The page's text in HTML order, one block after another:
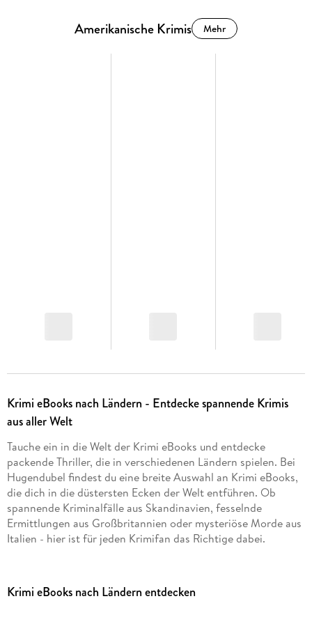
Amerikanische Krimis Mehr
Krimi eBooks nach Ländern - Entdecke spannende Krimis
aus aller Welt
Tauche ein in die Welt der Krimi eBooks und entdecke
packende Thriller, die in verschiedenen Ländern spielen. Bei
Hugendubel findest du eine breite Auswahl an Krimi eBooks,
die dich in die düstersten Ecken der Welt entführen. Ob
spannende Kriminalfälle aus Skandinavien, fesselnde
Ermittlungen aus Großbritannien oder mysteriöse Morde aus
Italien - hier ist für jeden Krimifan das Richtige dabei.
Krimi eBooks nach Ländern entdecken